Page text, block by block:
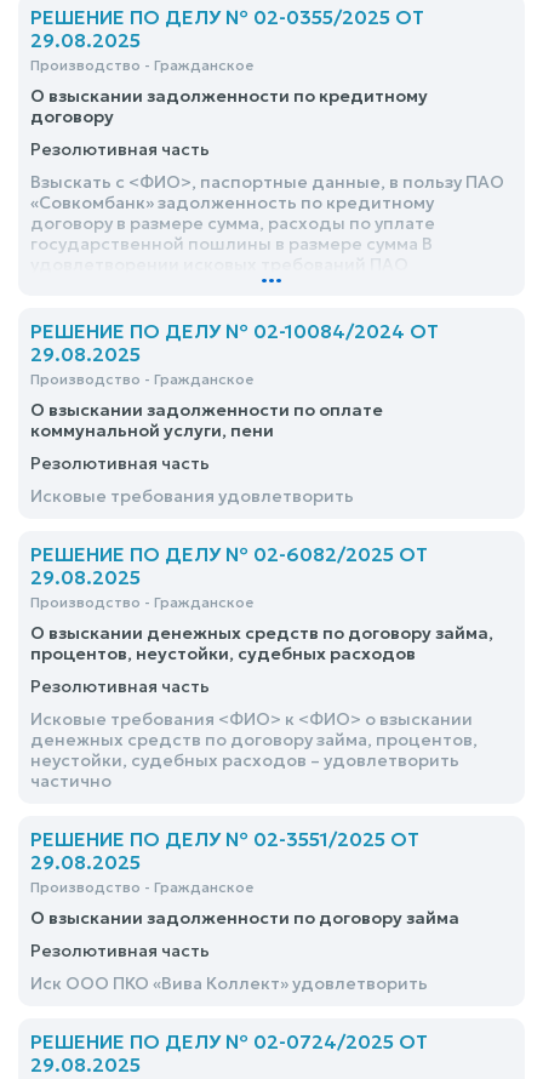
освободить указанное помещение от личных вещей в
течение 30 календарных дней со дня вступления
решения суда в законную силу
РЕШЕНИЕ ПО ДЕЛУ № 02-0355/2025 ОТ
29.08.2025
Производство - Гражданское
О взыскании задолженности по кредитному
договору
Резолютивная часть
Взыскать с <ФИО>, паспортные данные, в пользу ПАО
«Совкомбанк» задолженность по кредитному
договору в размере сумма, расходы по уплате
государственной пошлины в размере сумма В
«Совкомбанк» к <ФИО> – отказать
...
РЕШЕНИЕ ПО ДЕЛУ № 02-10084/2024 ОТ
29.08.2025
Производство - Гражданское
О взыскании задолженности по оплате
коммунальной услуги, пени
Резолютивная часть
Исковые требования удовлетворить
РЕШЕНИЕ ПО ДЕЛУ № 02-6082/2025 ОТ
29.08.2025
Производство - Гражданское
О взыскании денежных средств по договору займа,
процентов, неустойки, судебных расходов
Резолютивная часть
Исковые требования <ФИО> к <ФИО> о взыскании
денежных средств по договору займа, процентов,
неустойки, судебных расходов – удовлетворить
частично
РЕШЕНИЕ ПО ДЕЛУ № 02-3551/2025 ОТ
29.08.2025
Производство - Гражданское
О взыскании задолженности по договору займа
Резолютивная часть
Иск ООО ПКО «Вива Коллект» удовлетворить
РЕШЕНИЕ ПО ДЕЛУ № 02-0724/2025 ОТ
29.08.2025